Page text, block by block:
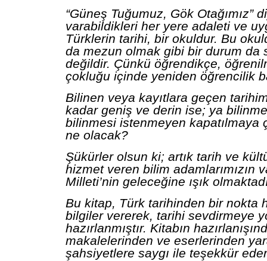
“Güneş Tuğumuz, Gök Otağımız”
varabildikleri her yere adaleti ve
Türklerin tarihi, bir okuldur. Bu
da mezun olmak gibi bir durum da
değildir. Çünkü öğrendikçe,
çokluğu içinde yeniden öğrencilik
Bilinen veya kayıtlara geçen
kadar geniş ve derin ise; ya
bilinmesi istenmeyen kapatılmaya
ne olacak?
Şükürler olsun ki; artık tarih ve
hizmet veren bilim adamlarımızın
Milleti’nin geleceğine ışık
Bu kitap, Türk tarihinden bir nokta
bilgiler vererek, tarihi sevdirmeye
hazırlanmıştır. Kitabın
makalelerinden ve eserlerinden
şahsiyetlere saygı ile teşekkür